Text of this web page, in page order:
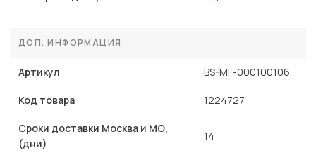
ДОП. ИНФОРМАЦИЯ
Артикул BS-MF-000100106
Код товара 1224727
Сроки доставки Москва и МО,
(дни)
14